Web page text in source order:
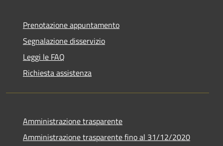
Prenotazione appuntamento
Segnalazione disservizio
Leggi le FAQ
Richiesta assistenza
Amministrazione trasparente
Amministrazione trasparente fino al 31/12/2020